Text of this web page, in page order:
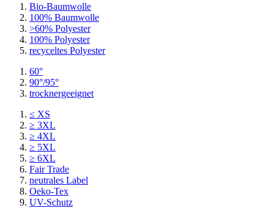
Bio-Baumwolle
100% Baumwolle
>60% Polyester
100% Polyester
recyceltes Polyester
60°
90°/95°
trocknergeeignet
≤ XS
≥ 3XL
≥ 4XL
≥ 5XL
≥ 6XL
Fair Trade
neutrales Label
Oeko-Tex
UV-Schutz